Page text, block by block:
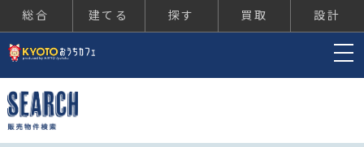
総合 建てる 探す 買取 設計